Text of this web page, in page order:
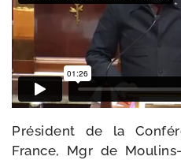
Président de la
France, Mgr de